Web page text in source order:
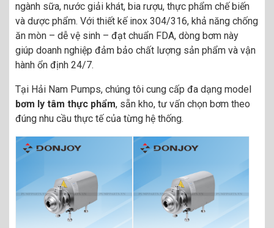
ngành sữa, nước giải khát, bia rượu, thực phẩm chế biến
và dược phẩm. Với thiết kế inox 304/316, khả năng chống
ăn mòn – dễ vệ sinh – đạt chuẩn FDA, dòng bơm này
giúp doanh nghiệp đảm bảo chất lượng sản phẩm và vận
hành ổn định 24/7.
Tại Hải Nam Pumps, chúng tôi cung cấp đa dạng model
bơm ly tâm thực phẩm, sẵn kho, tư vấn chọn bơm theo
đúng nhu cầu thực tế của từng hệ thống.